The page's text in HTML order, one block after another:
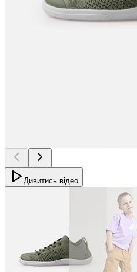
Дивитись відео